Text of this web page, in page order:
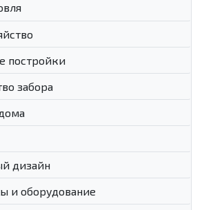
постройки
забора
дизайн
и оборудование